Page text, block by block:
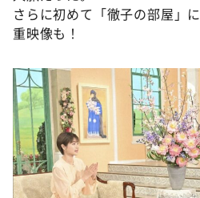
さらに初めて「徹子の部屋」
重映像も！